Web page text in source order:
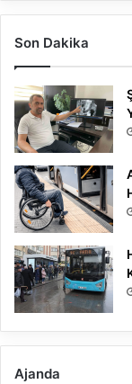
Son Dakika
Ajanda